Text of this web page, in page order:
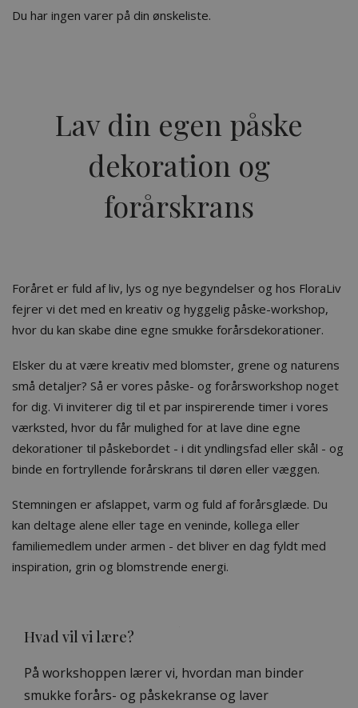
Du har ingen varer på din ønskeliste.
Lav din egen påske
dekoration og
forårskrans
Foråret er fuld af liv, lys og nye begyndelser og hos FloraLiv
fejrer vi det med en kreativ og hyggelig påske-workshop,
hvor du kan skabe dine egne smukke forårsdekorationer.
Elsker du at være kreativ med blomster, grene og naturens
små detaljer? Så er vores påske- og forårsworkshop noget
for dig. Vi inviterer dig til et par inspirerende timer i vores
værksted, hvor du får mulighed for at lave dine egne
dekorationer til påskebordet - i dit yndlingsfad eller skål - og
binde en fortryllende forårskrans til døren eller væggen.
Stemningen er afslappet, varm og fuld af forårsglæde. Du
kan deltage alene eller tage en veninde, kollega eller
familiemedlem under armen - det bliver en dag fyldt med
inspiration, grin og blomstrende energi.
Hvad vil vi lære?
På workshoppen lærer vi, hvordan man binder
smukke forårs- og påskekranse og laver